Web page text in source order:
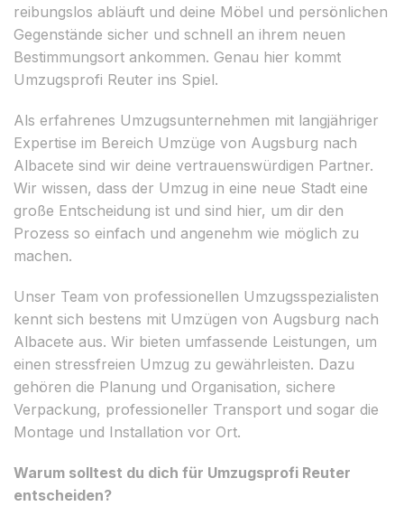
reibungslos abläuft und deine Möbel und persönlichen
Gegenstände sicher und schnell an ihrem neuen
Bestimmungsort ankommen. Genau hier kommt
Umzugsprofi Reuter ins Spiel.
Als erfahrenes Umzugsunternehmen mit langjähriger
Expertise im Bereich Umzüge von Augsburg nach
Albacete sind wir deine vertrauenswürdigen Partner.
Wir wissen, dass der Umzug in eine neue Stadt eine
große Entscheidung ist und sind hier, um dir den
Prozess so einfach und angenehm wie möglich zu
machen.
Unser Team von professionellen Umzugsspezialisten
kennt sich bestens mit Umzügen von Augsburg nach
Albacete aus. Wir bieten umfassende Leistungen, um
einen stressfreien Umzug zu gewährleisten. Dazu
gehören die Planung und Organisation, sichere
Verpackung, professioneller Transport und sogar die
Montage und Installation vor Ort.
Warum solltest du dich für Umzugsprofi Reuter
entscheiden?